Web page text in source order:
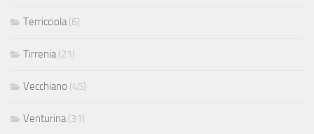
Terricciola (6)
Tirrenia (21)
Vecchiano (45)
Venturina (31)